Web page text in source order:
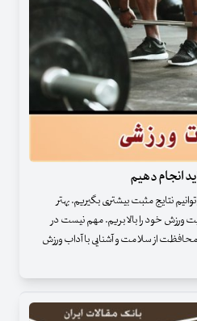
نتایج مثبت بیشتری بگیریم. بهتر
ورزش‌ خود را بالا بریم. مهم نیست در
محافظت از سلامت و آشنایی با آداب ورزش